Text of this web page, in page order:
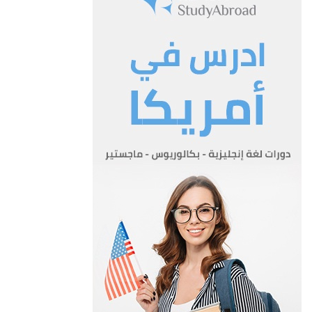
الدرجة ادنى مربوطها بالدينار اعلى مربوطها بالدينار الزيادة المئوية
الخامسة 53 5ر70 5ر2
ب- اذا بلغ الموظف أعلى مربوط الدرجة التي يشغلها ولم يرفع الى
درجة أعلى لأي سبب من الاسباب فيمنح الزيادة السنوية
المقررة لدرجته لمدة اقصاها خمس سنوات.
ج- يصرف لكل موظف مكافآه تعادل راتب شهر مع العلاوات في كل
سنة وتدفع في نهاية تلك السنة ولا تصرف هذه المكافآة عن
المدة التي لا يتقاضى فيها الموظف راتبا لأي سبب من الاسباب.